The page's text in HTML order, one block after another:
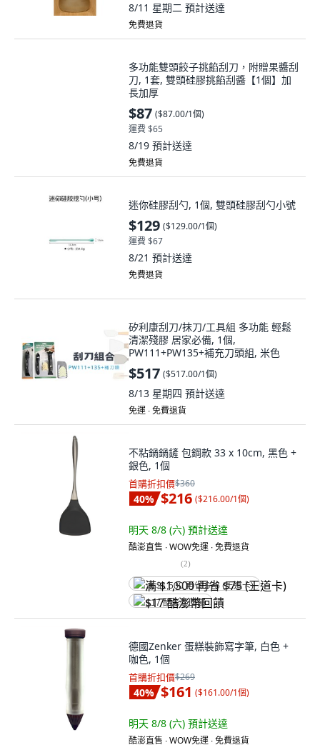
8/11 星期二 預計送達
免費退貨
多功能雙頭餃子挑餡刮刀，附贈果醬刮
刀, 1套, 雙頭硅膠挑餡刮醬【1個】加
長加厚
$87 ($87.00/1個)
運費 $65
8/19 預計送達
免費退貨
迷你硅膠刮勺, 1個, 雙頭硅膠刮勺小號
$129 ($129.00/1個)
運費 $67
8/21 預計送達
免費退貨
矽利康刮刀/抹刀/工具組 多功能 輕鬆
清潔殘膠 居家必備, 1個,
PW111+PW135+補充刀頭組, 米色
$517 ($517.00/1個)
8/13 星期四 預計送達
免運 ∙ 免費退貨
不粘鍋鍋鏟 包鋼款 33 x 10cm, 黑色 +
銀色, 1個
首購折扣價$360
40% $216 ($216.00/1個)
明天 8/8 (六) 預計送達
酷澎直售 ∙ WOW免運 ∙ 免費退貨
(2)
满 $1,500 再省 $75 (王道卡)
$17 酷澎幣回饋
德國Zenker 蛋糕裝飾寫字筆, 白色 +
咖色, 1個
首購折扣價$269
40% $161 ($161.00/1個)
明天 8/8 (六) 預計送達
酷澎直售 ∙ WOW免運 ∙ 免費退貨